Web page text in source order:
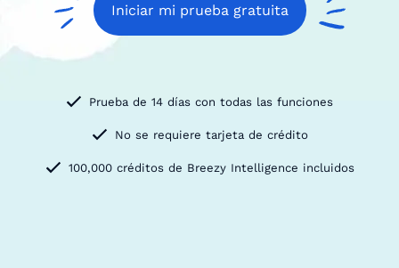
Iniciar mi prueba gratuita
Prueba de 14 días con todas las funciones
No se requiere tarjeta de crédito
100,000 créditos de Breezy Intelligence incluidos